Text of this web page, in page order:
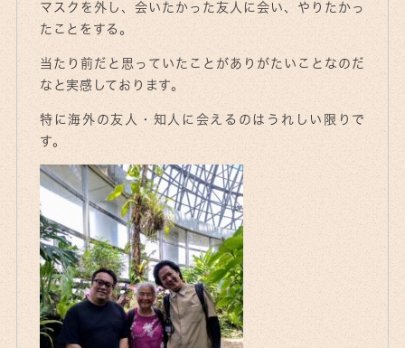
マスクを外し、会いたかった友人に会い、やりたかっ
たことをする。
当たり前だと思っていたことがありがたいことなのだ
なと実感しております。
特に海外の友人・知人に会えるのはうれしい限りで
す。